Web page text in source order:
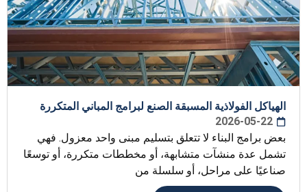
الهياكل الفولاذية المسبقة الصنع لبرامج المباني المتكررة
2026-05-22
بعض برامج البناء لا تتعلق بتسليم مبنى واحد معزول. فهي
تشمل عدة منشآت متشابهة، أو مخططات متكررة، أو توسعًا
صناعيًا على مراحل، أو سلسلة من